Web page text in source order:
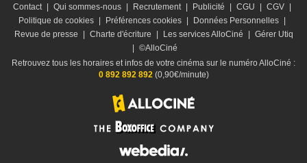
Contact Qui sommes-nous Recrutement Publicité CGU CGV
Politique de cookies
Préférences cookies Données Personnelles
Revue de presse
Charte d'écriture Les services AlloCiné
Gérer Utiq
©AlloCiné
Retrouvez tous les horaires et infos de votre cinéma sur le numéro AlloCiné :
0 892 892 892(0,90€/minute)